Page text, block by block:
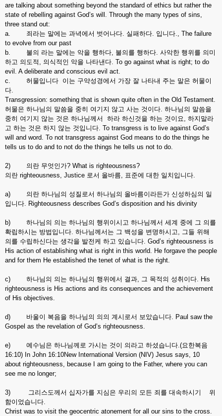
are talking about something beyond the standard of ethics but rather the
state of rebelling against God’s will. Through the many types of sins,
three stand out:
a. 죄라는 말에는 과녁에서 벗어나다. 실패하다. 입니다., The failure
to evolve from our past
b. 불의 라는 말에는 악을 행하다, 불의를 행하다. 사악한 행위를 의미
하고 의도적, 의식적인 악을 나타낸다. To go against what is right; to do
evil. A deliberate and conscious evil act.
c. 허물입니다 이는 구약성경에서 가장 잘 나타내 주는 말은 허물이
다.
Transgression: something that is shown quite often in the Old Testament.
허물은 하나님의 말씀을 중히 여기지 않고 사는 것이다. 하나님의 말씀을
중히 여기지 않는 것은 하나님께서 하라 하신것을 하는 것이요, 하지말라
고 하는 것은 하지 않는 것입니다. To transgress is to live against God’s
will and word. To not transgress against God means to do the things he
tells us to do and to not do the things he tells us not to do.
2) 의란 무엇인가? What is righteousness?
의란 righteousness, Justice 로서 올바름, 표준에 대한 일치입니다.
a) 의란 하나님의 성질로서 하나님의 올바름이라든가 신성하심의 일
입니다. Righteousness describes God’s disposition and his divinity
b) 하나님의 의는 하나님의 행위이시고 하나님께서 세계 중에 그 의를
확립하시는 방법입니다. 하나님께서는 그 백성을 변명하시고, 그들 위해
의를 수립하신다는 생각을 발전케 하고 있습니다. God’s righteousness is
His action of establishing what is right in this world. He forgave the people
and for them He established the tenet of what is the right.
c) 하나님의 의는 하나님의 행위에서 결과, 그 목적의 성취이다. His
righteousness is His actions and its consequences and the achievement
of His objectives.
d) 바울이 복음을 하나님의 의의 계시로서 보았습니다. Paul saw the
Gospel as the revelation of God’s righteousness.
e) 예수님은 하나님께로 가시는 것이 의라고 하셨습니다.(요한복음
16:10) In John 16:10New International Version (NIV) Jesus says, 10
about righteousness, because I am going to the Father, where you can
see me no longer;
3) 그리스도께서 십자가를 지심은 우리의 모든 죄를 대속하시기 위
함이었습니다.
Christ was to visit the geocentric atonement for all our sins to the cross.